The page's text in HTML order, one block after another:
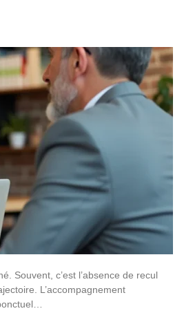
Souvent, c’est l’absence de recul
L’accompagnement